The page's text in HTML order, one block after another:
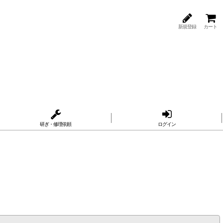
新規登録 カート
研ぎ・修理依頼 ログイン